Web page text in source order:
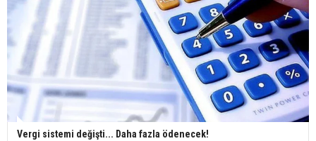
Vergi sistemi değişti... Daha fazla ödenecek!